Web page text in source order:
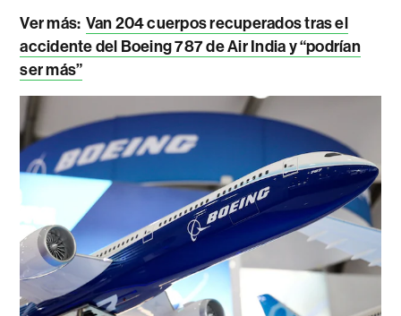
Ver más: Van 204 cuerpos recuperados tras el
accidente del Boeing 787 de Air India y “podrían
ser más”